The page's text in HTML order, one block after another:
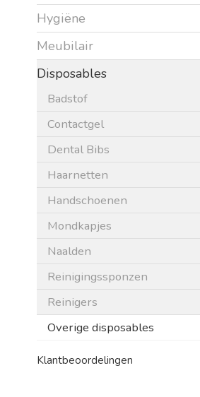
Hygiëne
Meubilair
Disposables
Badstof
Contactgel
Dental Bibs
Haarnetten
Handschoenen
Mondkapjes
Naalden
Reinigingssponzen
Reinigers
Overige disposables
Klantbeoordelingen